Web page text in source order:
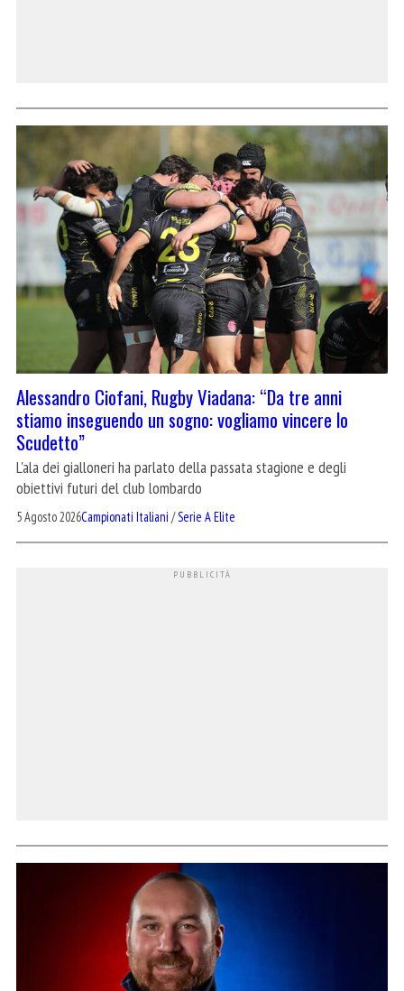
Alessandro Ciofani, Rugby Viadana: “Da tre anni
stiamo inseguendo un sogno: vogliamo vincere lo
Scudetto”
L'ala dei gialloneri ha parlato della passata stagione e degli
obiettivi futuri del club lombardo
5 Agosto 2026Campionati Italiani /Serie A Elite